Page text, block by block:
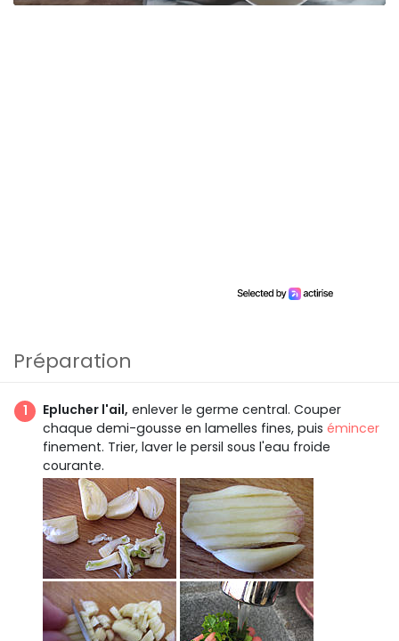
Préparation
Eplucher l'ail, enlever le germe central. Couper
chaque demi-gousse en lamelles fines, puis émincer
finement. Trier, laver le persil sous l'eau froide
courante.